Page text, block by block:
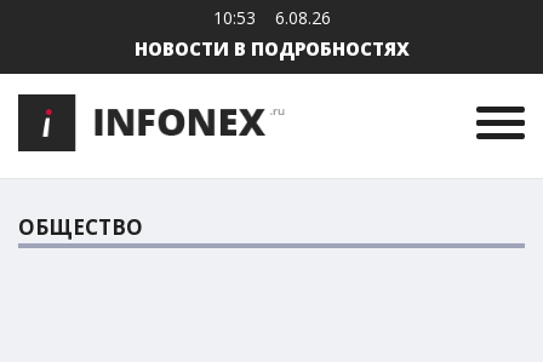
10:53 6.08.26
НОВОСТИ В ПОДРОБНОСТЯХ
ОБЩЕСТВО